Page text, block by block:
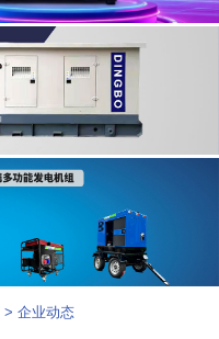
>企业动态